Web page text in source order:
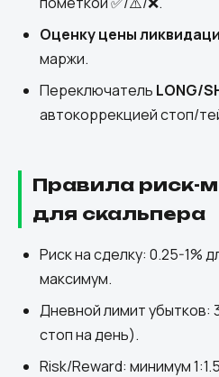
Оценку цены
маржи.
Переключатель LONG/
автокоррекцией стоп/
Правила риск-
для скальпера
Риск на сделку: 0.25-1%
максимум.
Дневной лимит убытков:
стоп на день).
Risk/Reward: минимум